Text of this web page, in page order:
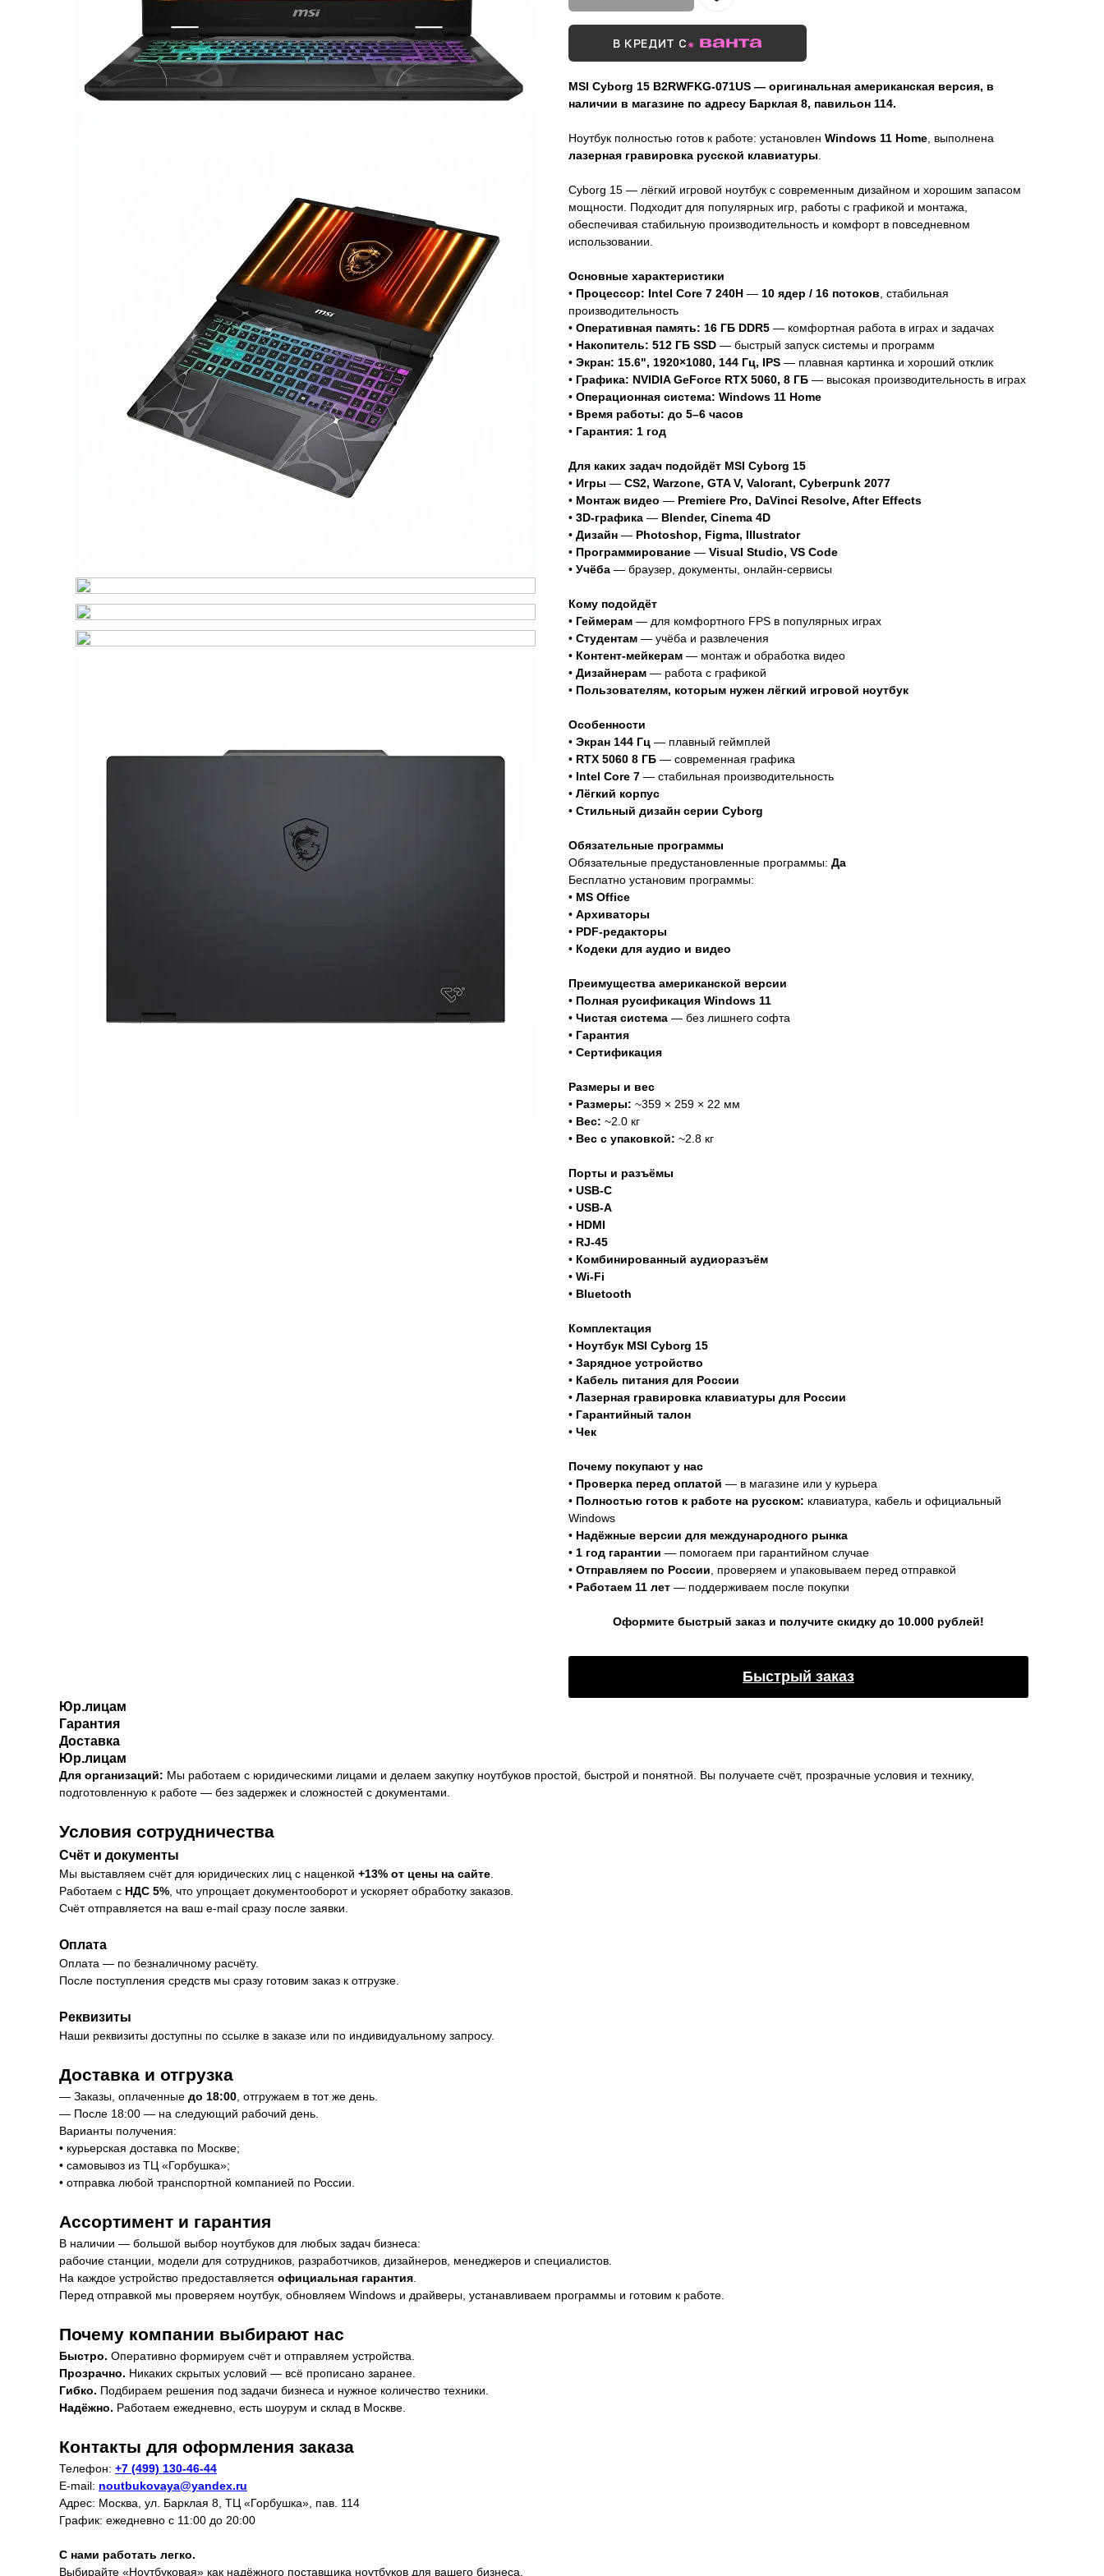
В КРЕДИТ С
MSI Cyborg 15 B2RWFKG-071US — оригинальная американская версия, в
наличии в магазине по адресу Барклая 8, павильон 114.
Ноутбук полностью готов к работе: установлен Windows 11 Home, выполнена
лазерная гравировка русской клавиатуры.
Cyborg 15 — лёгкий игровой ноутбук с современным дизайном и хорошим запасом
мощности. Подходит для популярных игр, работы с графикой и монтажа,
обеспечивая стабильную производительность и комфорт в повседневном
использовании.
Основные характеристики
• Процессор: Intel Core 7 240H — 10 ядер / 16 потоков, стабильная
производительность
• Оперативная память: 16 ГБ DDR5 — комфортная работа в играх и задачах
• Накопитель: 512 ГБ SSD — быстрый запуск системы и программ
• Экран: 15.6", 1920×1080, 144 Гц, IPS — плавная картинка и хороший отклик
• Графика: NVIDIA GeForce RTX 5060, 8 ГБ — высокая производительность в играх
• Операционная система: Windows 11 Home
• Время работы: до 5–6 часов
• Гарантия: 1 год
Для каких задач подойдёт MSI Cyborg 15
• Игры — CS2, Warzone, GTA V, Valorant, Cyberpunk 2077
• Монтаж видео — Premiere Pro, DaVinci Resolve, After Effects
• 3D-графика — Blender, Cinema 4D
• Дизайн — Photoshop, Figma, Illustrator
• Программирование — Visual Studio, VS Code
• Учёба — браузер, документы, онлайн-сервисы
Кому подойдёт
• Геймерам — для комфортного FPS в популярных играх
• Студентам — учёба и развлечения
• Контент-мейкерам — монтаж и обработка видео
• Дизайнерам — работа с графикой
• Пользователям, которым нужен лёгкий игровой ноутбук
Особенности
• Экран 144 Гц — плавный геймплей
• RTX 5060 8 ГБ — современная графика
• Intel Core 7 — стабильная производительность
• Лёгкий корпус
• Стильный дизайн серии Cyborg
Обязательные программы
Обязательные предустановленные программы: Да
Бесплатно установим программы:
• MS Office
• Архиваторы
• PDF-редакторы
• Кодеки для аудио и видео
Преимущества американской версии
• Полная русификация Windows 11
• Чистая система — без лишнего софта
• Гарантия
• Сертификация
Размеры и вес
• Размеры: ~359 × 259 × 22 мм
• Вес: ~2.0 кг
• Вес с упаковкой: ~2.8 кг
Порты и разъёмы
• USB-C
• USB-A
• HDMI
• RJ-45
• Комбинированный аудиоразъём
• Wi-Fi
• Bluetooth
Комплектация
• Ноутбук MSI Cyborg 15
• Зарядное устройство
• Кабель питания для России
• Лазерная гравировка клавиатуры для России
• Гарантийный талон
• Чек
Почему покупают у нас
• Проверка перед оплатой — в магазине или у курьера
• Полностью готов к работе на русском: клавиатура, кабель и официальный
Windows
• Надёжные версии для международного рынка
• 1 год гарантии — помогаем при гарантийном случае
• Отправляем по России, проверяем и упаковываем перед отправкой
• Работаем 11 лет — поддерживаем после покупки
Оформите быстрый заказ и получите скидку до 10.000 рублей!
Быстрый заказ
Юр.лицам
Гарантия
Доставка
Юр.лицам
Для организаций: Мы работаем с юридическими лицами и делаем закупку ноутбуков простой, быстрой и понятной. Вы получаете счёт, прозрачные условия и технику,
подготовленную к работе — без задержек и сложностей с документами.
Условия сотрудничества
Счёт и документы
Мы выставляем счёт для юридических лиц с наценкой +13% от цены на сайте.
Работаем с НДС 5%, что упрощает документооборот и ускоряет обработку заказов.
Счёт отправляется на ваш e-mail сразу после заявки.
Оплата
Оплата — по безналичному расчёту.
После поступления средств мы сразу готовим заказ к отгрузке.
Реквизиты
Наши реквизиты доступны по ссылке в заказе или по индивидуальному запросу.
Доставка и отгрузка
— Заказы, оплаченные до 18:00, отгружаем в тот же день.
— После 18:00 — на следующий рабочий день.
Варианты получения:
• курьерская доставка по Москве;
• самовывоз из ТЦ «Горбушка»;
• отправка любой транспортной компанией по России.
Ассортимент и гарантия
В наличии — большой выбор ноутбуков для любых задач бизнеса:
рабочие станции, модели для сотрудников, разработчиков, дизайнеров, менеджеров и специалистов.
На каждое устройство предоставляется официальная гарантия.
Перед отправкой мы проверяем ноутбук, обновляем Windows и драйверы, устанавливаем программы и готовим к работе.
Почему компании выбирают нас
Быстро. Оперативно формируем счёт и отправляем устройства.
Прозрачно. Никаких скрытых условий — всё прописано заранее.
Гибко. Подбираем решения под задачи бизнеса и нужное количество техники.
Надёжно. Работаем ежедневно, есть шоурум и склад в Москве.
Контакты для оформления заказа
Телефон: +7 (499) 130-46-44
E-mail: noutbukovaya@yandex.ru
Адрес: Москва, ул. Барклая 8, ТЦ «Горбушка», пав. 114
График: ежедневно с 11:00 до 20:00
С нами работать легко.
Выбирайте «Ноутбуковая» как надёжного поставщика ноутбуков для вашего бизнеса.